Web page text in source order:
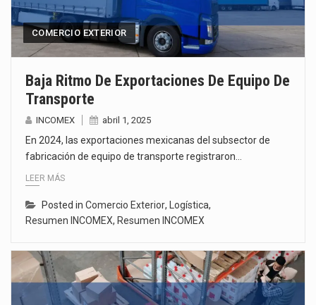
COMERCIO EXTERIOR
Baja Ritmo De Exportaciones De Equipo De
Transporte
INCOMEX abril 1, 2025
En 2024, las exportaciones mexicanas del subsector de
fabricación de equipo de transporte registraron…
LEER MÁS
Posted in Comercio Exterior, Logística,
Resumen INCOMEX, Resumen INCOMEX